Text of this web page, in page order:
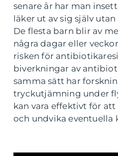
senare år har man
läker ut av sig själv
De flesta barn blir av
några dagar eller
risken för
biverkningar av
samma sätt har
tryckutjämning under
kan vara effektivt för
och undvika eventuella